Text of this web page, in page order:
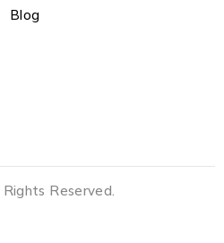
Blog
Reserved.